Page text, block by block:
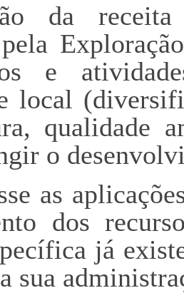
da receita
e
local
qualidade
o
as
dos
já
sua